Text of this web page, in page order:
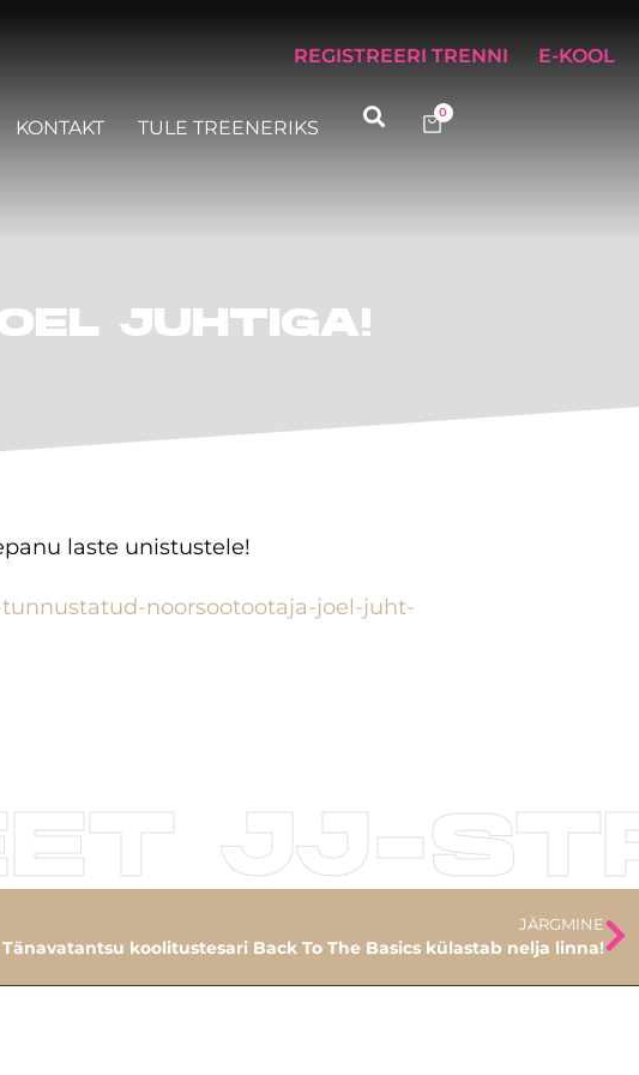
REGISTREERI TRENNI E-KOOL
KONTAKT TULE TREENERIKS
0
JUHTIGA!
laste unistustele!
noorsootootaja-joel-juht-
JJ-
JÄRGMINE
Tänavatantsu koolitustesari Back To The Basics külastab nelja linna!